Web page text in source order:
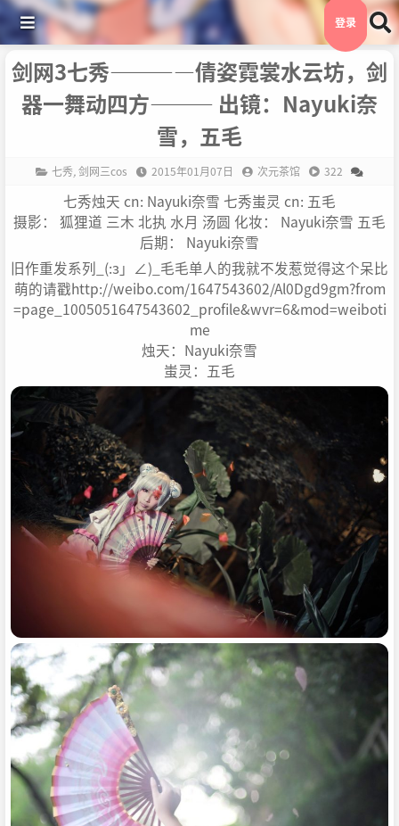
登录
剑网3七秀————倩姿霓裳水云坊，剑
器一舞动四方——— 出镜：Nayuki奈
雪，五毛
七秀,剑网三cos 2015年01月07日 次元茶馆 322
七秀烛天 cn: Nayuki奈雪 七秀蚩灵 cn: 五毛
摄影： 狐狸道 三木 北执 水月 汤圆 化妆： Nayuki奈雪 五毛
后期： Nayuki奈雪
旧作重发系列_(:з」∠)_毛毛单人的我就不发惹觉得这个呆比
萌的请戳http://weibo.com/1647543602/Al0Dgd9gm?from
=page_1005051647543602_profile&wvr=6&mod=weiboti
me
烛天：Nayuki奈雪
蚩灵：五毛